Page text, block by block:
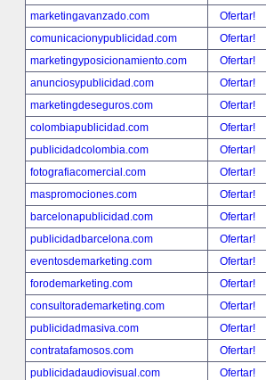
marketingavanzado.com
Ofertar!
comunicacionypublicidad.com
Ofertar!
marketingyposicionamiento.com
Ofertar!
anunciosypublicidad.com
Ofertar!
marketingdeseguros.com
Ofertar!
colombiapublicidad.com
Ofertar!
publicidadcolombia.com
Ofertar!
fotografiacomercial.com
Ofertar!
maspromociones.com
Ofertar!
barcelonapublicidad.com
Ofertar!
publicidadbarcelona.com
Ofertar!
eventosdemarketing.com
Ofertar!
forodemarketing.com
Ofertar!
consultorademarketing.com
Ofertar!
publicidadmasiva.com
Ofertar!
contratafamosos.com
Ofertar!
publicidadaudiovisual.com
Ofertar!